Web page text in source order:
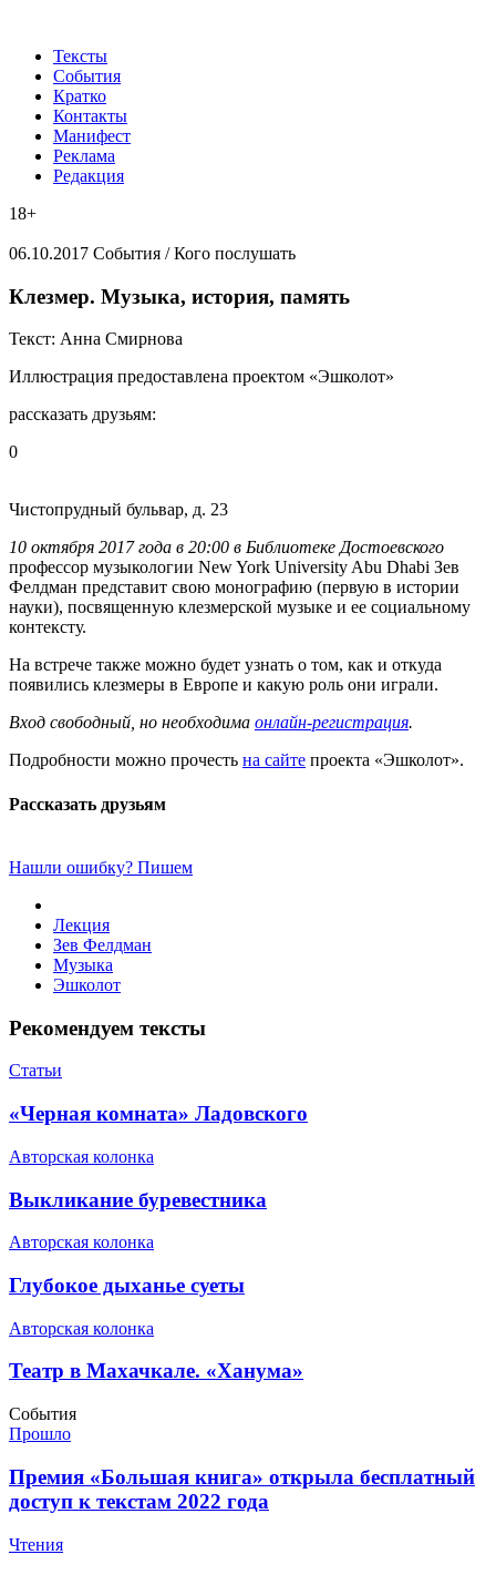
Тексты
События
Кратко
Контакты
Манифест
Реклама
Редакция
18+
06.10.2017 События /Кого послушать
​Клезмер. Музыка, история, память
Текст: Анна Смирнова
Иллюстрация предоставлена проектом «Эшколот»
рассказать друзьям:
0
Чистопрудный бульвар, д. 23
10 октября 2017 года в 20:00 в Библиотеке Достоевского
профессор музыкологии New York University Abu Dhabi Зев
Фелдман представит свою монографию (первую в истории
науки), посвященную клезмерской музыке и ее социальному
контексту.
На встрече также можно будет узнать о том, как и откуда
появились клезмеры в Европе и какую роль они играли.
Вход свободный, но необходима онлайн-регистрация.
Подробности можно прочесть на сайте проекта «Эшколот».
Рассказать друзьям
Нашли ошибку? Пишем
Лекция
Зев Фелдман
Музыка
Эшколот
Рекомендуем тексты
Статьи
​«Черная комната» Ладовского
Авторская колонка
​Выкликание буревестника
Авторская колонка
​Глубокое дыханье суеты
Авторская колонка
​Театр в Махачкале. «Ханума»
События
Прошло
​Премия «Большая книга» открыла бесплатный
доступ к текстам 2022 года
Чтения